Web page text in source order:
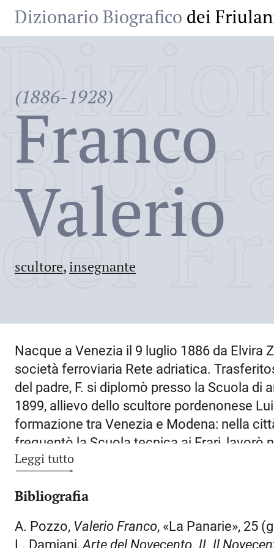
Dizionario Biografico dei
(1886-1928)
Franco
Valerio
scultore, insegnante
dei
Nacque a Venezia il 9 luglio 1886 da Elvira
società ferroviaria Rete adriatica.
del padre, F. si diplomò presso la Scuola di
1899, allievo dello scultore pordenonese
formazione tra Venezia e Modena: nella
frequentò la Scuola tecnica ai Frari, lavorò
Rinaldo; mentre nel 1908 si diplomò
Busto di Beethoven.
realizzare alcuni lavori nel nuovo palazzo
sono certamente sue le teste nella facciata
Leggi tutto
Bibliografia
A. Pozzo, Valerio Franco, «La Panarie», 25
L. Damiani,Arte del Novecento. II. Il